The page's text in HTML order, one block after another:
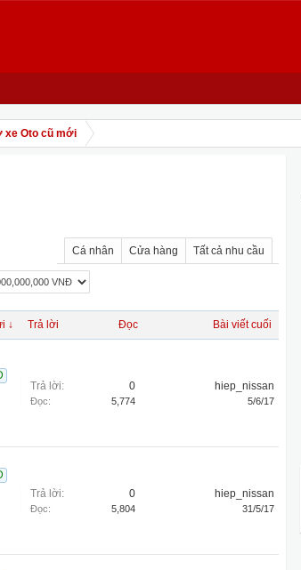
xe Oto cũ mới
Cá nhân Cửa hàng Tất cả nhu cầu
↓ Trả lời Đọc Bài viết cuối
Trả lời: 0
Đọc: 5,774
hiep_nissan
5/6/17
Trả lời: 0
Đọc: 5,804
hiep_nissan
31/5/17